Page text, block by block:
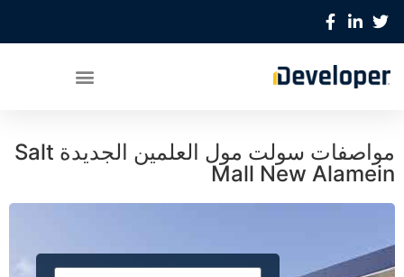
مواصفات سولت مول العلمين الجديدة Salt
Mall New Alamein